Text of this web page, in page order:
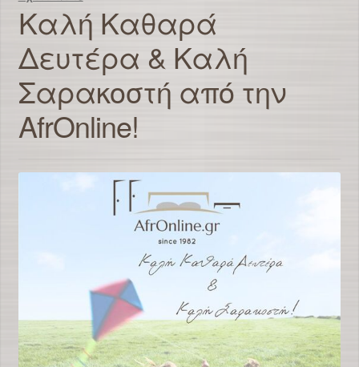
Καλή Καθαρά
Δευτέρα & Καλή
Σαρακοστή από την
AfrOnline!